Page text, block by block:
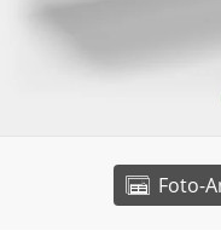
Foto-